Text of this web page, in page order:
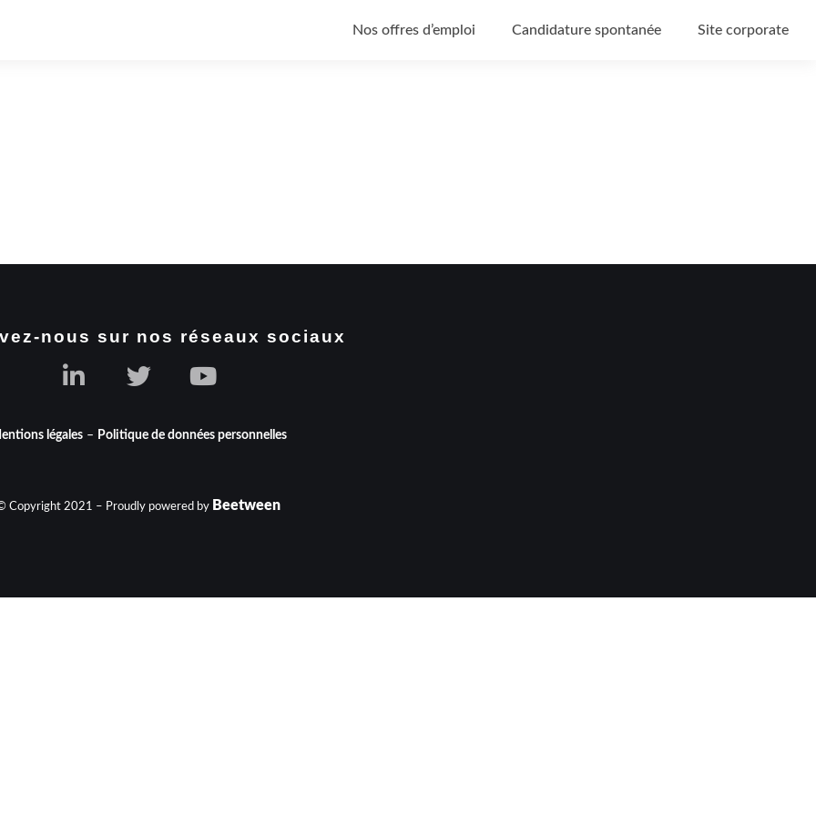
Nos offres d’emploi Candidature spontanée Site corporate
nous sur nos réseaux sociaux
légales – Politique de données personnelles
Copyright 2021 – Proudly powered by Beetween